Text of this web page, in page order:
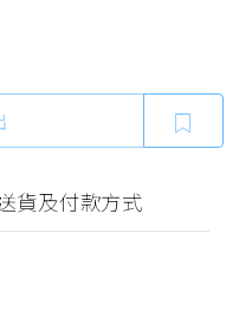
貨及付款方式